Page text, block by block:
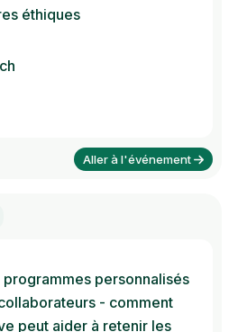
éthiques
Aller à l'événement
personnalisés
- comment
peut aider à retenir les